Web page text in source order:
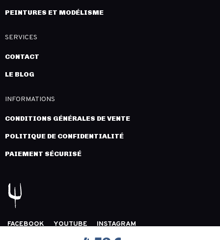
PEINTURES ET MODÉLISME
SERVICES
CONTACT
LE BLOG
INFORMATIONS
CONDITIONS GÉNÉRALES DE VENTE
POLITIQUE DE CONFIDENTIALITÉ
PAIEMENT SÉCURISÉ
FACEBOOK YOUTUBE
INSTAGRAM
COPYRIGHT 2026 © LÉGION DISTRIBUTION -